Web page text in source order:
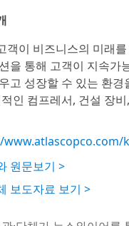
객이 비즈니스의 미래
을 통해 고객이 지속가
고 성장할 수 있는 환
인 컴프레서, 건설 장
원문보기 >
보도자료 보기 >